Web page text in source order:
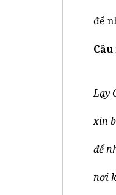
để
Lạy
xin
để
nơi